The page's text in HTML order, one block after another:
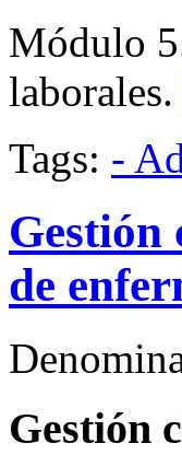
Módulo
laborales.
Tags: -
Gestión
de
Gestión